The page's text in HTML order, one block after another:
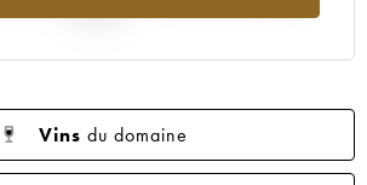
Vins du domaine